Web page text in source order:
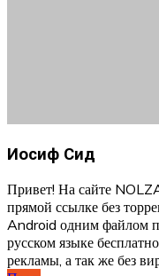
Иосиф Сид
Привет! На сайте
прямой ссылке без
Android одним файлом
русском языке
рекламы, а так же без